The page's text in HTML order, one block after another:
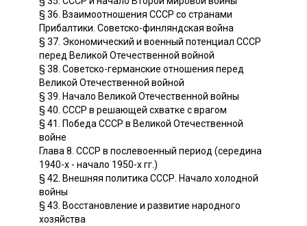
§ 36. Взаимоотношения СССР со странами
Прибалтики. Советско-финляндская война
§ 37. Экономический и военный потенциал СССР
перед Великой Отечественной войной
§ 38. Советско-германские отношения перед
Великой Отечественной войной
§ 39. Начало Великой Отечественной войны
§ 40. СССР в решающей схватке с врагом
§ 41. Победа СССР в Великой Отечественной
войне
Глава 8. СССР в послевоенный период (середина
1940-х - начало 1950-х гг.)
§ 42. Внешняя политика СССР. Начало холодной
войны
§ 43. Восстановление и развитие народного
хозяйства